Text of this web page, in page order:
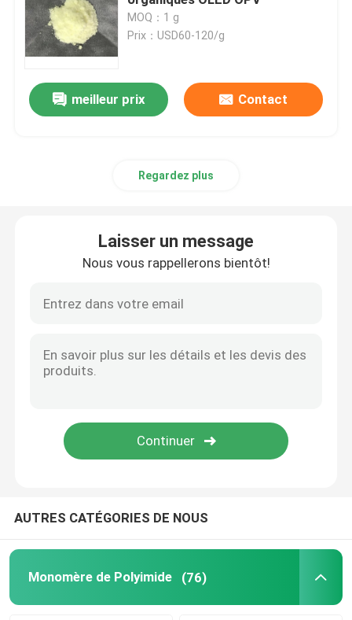
Produits chimiques électroniques
Matériaux photovoltaïques organiques
Matières premières de soin personnel
MOQ：1 g
Prix：USD60-120/g
meilleur prix Contact
Regardez plus
Laisser un message
Nous vous rappellerons bientôt!
AUTRES CATÉGORIES DE NOUS
Monomère de Polyimide (76)